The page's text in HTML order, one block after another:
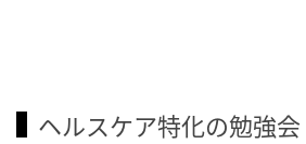
ヘルスケア特化の勉強会